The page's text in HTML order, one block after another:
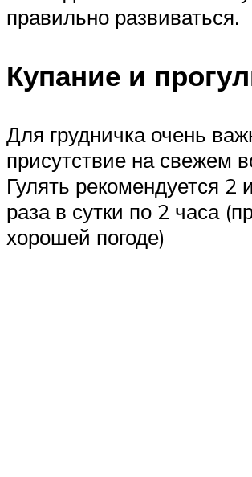
правильно развиваться.
Купание и
Для грудничка очень
присутствие на свежем
Гулять рекомендуется 2
раза в сутки по 2 часа
хорошей погоде)